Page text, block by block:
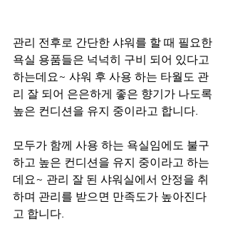
관리 전후로 간단한 샤워를 할 때 필요한
욕실 용품들은 넉넉히 구비 되어 있다고
하는데요~ 샤워 후 사용 하는 타월도 관
리 잘 되어 은은하게 좋은 향기가 나도록
높은 컨디션을 유지 중이라고 합니다.
모두가 함께 사용 하는 욕실임에도 불구
하고 높은 컨디션을 유지 중이라고 하는
데요~ 관리 잘 된 샤워실에서 안정을 취
하며 관리를 받으면 만족도가 높아진다
고 합니다.